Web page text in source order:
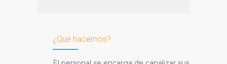
¿Qué hacemos?